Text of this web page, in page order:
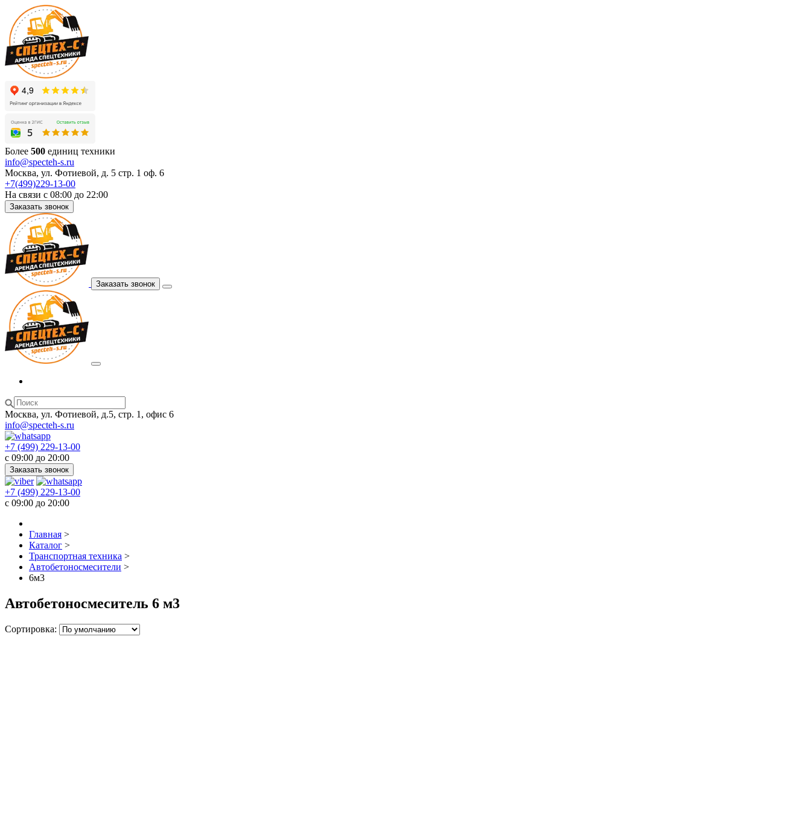
Более 500 единиц техники
info@specteh-s.ru
Москва, ул. Фотиевой, д. 5 стр. 1 оф. 6
+7(499)229-13-00
На связи с 08:00 до 22:00
Заказать звонок
Заказать звонок
Москва, ул. Фотиевой, д.5, стр. 1, офис 6
info@specteh-s.ru
+7 (499) 229-13-00
c 09:00 до 20:00
Заказать звонок
+7 (499) 229-13-00
c 09:00 до 20:00
Главная >
Каталог >
Транспортная техника >
Автобетоносмесители >
6м3
Автобетоносмеситель 6 м3
Сортировка: